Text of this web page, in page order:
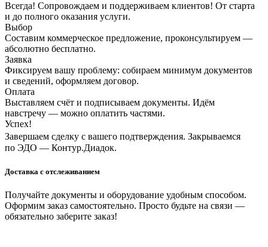
Всегда! Сопровождаем и поддерживаем клиентов! От старта
и до полного оказания услуги.
Выбор
Составим коммерческое предложение, проконсультируем —
абсолютно бесплатно.
Заявка
Фиксируем вашу проблему: собираем минимум документов
и сведений, оформляем договор.
Оплата
Выставляем счёт и подписываем документы. Идём
навстречу — можно оплатить частями.
Успех!
Завершаем сделку с вашего подтверждения. Закрываемся
по ЭДО — Контур.Диадок.
Доставка с отслеживанием
Получайте документы и оборудование удобным способом.
Оформим заказ самостоятельно. Просто будьте на связи —
обязательно заберите заказ!